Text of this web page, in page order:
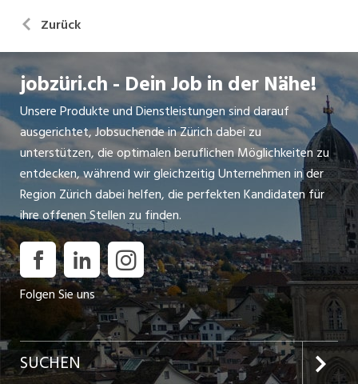
Zurück
jobzüri.ch - Dein Job in der Nähe!
Unsere Produkte und Dienstleistungen sind darauf
ausgerichtet, Jobsuchende in Zürich dabei zu
unterstützen, die optimalen beruflichen Möglichkeiten zu
entdecken, während wir gleichzeitig Unternehmen in der
Region Zürich dabei helfen, die perfekten Kandidaten für
ihre offenen Stellen zu finden.
Folgen Sie uns
SUCHEN